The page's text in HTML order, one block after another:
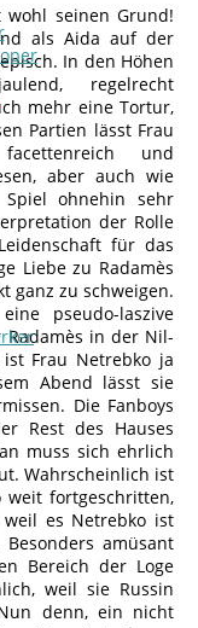
wohl seinen Grund!
als Aida auf der
In den Höhen
regelrecht
mehr eine Tortur,
Partien lässt Frau
und
aber auch wie
ohnehin sehr
der Rolle
für das
Liebe zu Radamès
ganz zu schweigen.
pseudo-laszive
in der Nil-
ist Frau Netrebko ja
Abend lässt sie
Die Fanboys
Rest des Hauses
muss sich ehrlich
Wahrscheinlich ist
weit fortgeschritten,
es Netrebko ist
amüsant
Bereich der Loge
weil sie Russin
denn, ein nicht